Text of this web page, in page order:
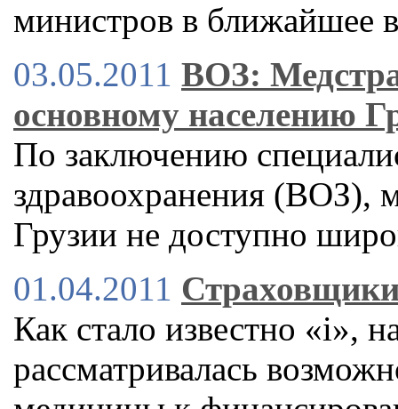
министров в ближайшее
03.05.2011 ВОЗ:
основному населению
По заключению
здравоохранения (ВОЗ),
Грузии не доступно
01.04.2011
Как стало известно «і»,
рассматривалась